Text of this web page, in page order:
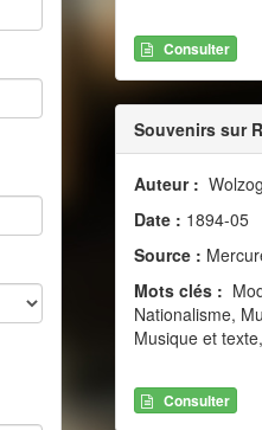
Consulter
Souvenirs sur
Auteur :
Date : 1894-05
Source :
Mots clés :
Nationalisme,
Musique et
Consulter